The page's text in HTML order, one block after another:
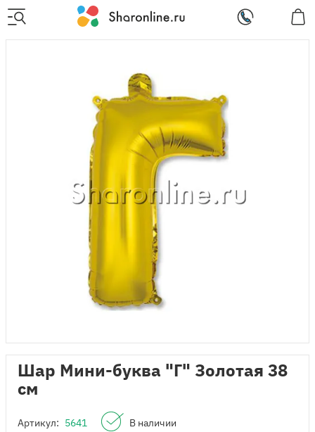
Шар Мини-буква "Г" Золотая 38
см
Артикул: 5641 В наличии